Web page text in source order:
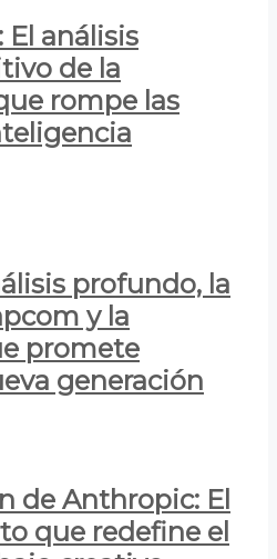
El análisis
de la
rompe las
profundo, la
y la
promete
generación
de Anthropic: El
que redefine el